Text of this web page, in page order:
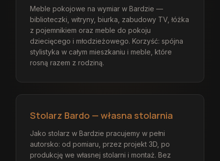
Meble pokojowe na wymiar w Bardzie —
biblioteczki, witryny, biurka, zabudowy TV, łóżka
z pojemnikiem oraz meble do pokoju
dziecięcego i młodzieżowego. Korzyść: spójna
stylistyka w całym mieszkaniu i meble, które
rosną razem z rodziną.
Stolarz Bardo — własna stolarnia
Jako stolarz w Bardzie pracujemy w pełni
autorsko: od pomiaru, przez projekt 3D, po
produkcję we własnej stolarni i montaż. Bez